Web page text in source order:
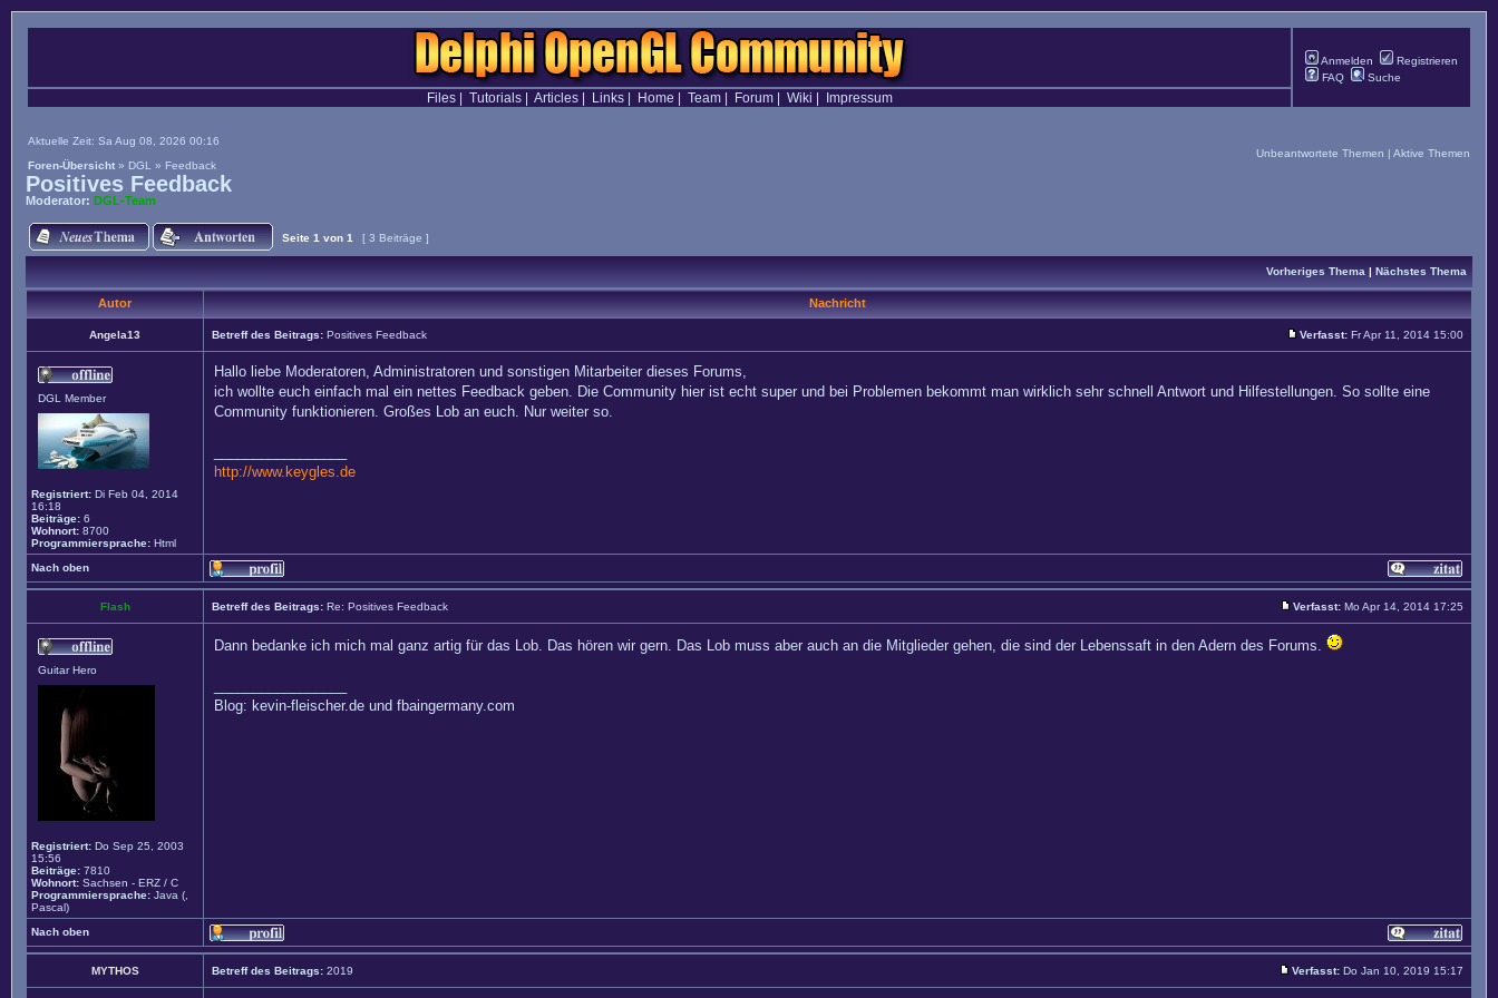
Anmelden
Registrieren
FAQ
Suche
Files| Tutorials| Articles| Links| Home Team| Forum| Wiki Impressum
Aktuelle Zeit: Sa Aug 08, 2026 00:16
Foren-Übersicht » DGL » Feedback
Unbeantwortete Themen | Aktive Themen
Positives Feedback
Moderator: DGL-Team
Seite 1 von 1 [ 3 Beiträge ]
Vorheriges Thema | Nächstes Thema
Autor Nachricht
Angela13 Betreff des Beitrags: Positives Feedback Verfasst: Fr Apr 11, 2014 15:00
DGL Member
Registriert: Di Feb 04, 2014
16:18
Beiträge: 6
Wohnort: 8700
Programmiersprache: Html
Hallo liebe Moderatoren, Administratoren und sonstigen Mitarbeiter dieses Forums,
ich wollte euch einfach mal ein nettes Feedback geben. Die Community hier ist echt super und bei Problemen bekommt man wirklich sehr schnell Antwort und Hilfestellungen. So sollte eine
Community funktionieren. Großes Lob an euch. Nur weiter so.
http://www.keygles.de
Nach oben
Flash Betreff des Beitrags: Re: Positives Feedback Verfasst: Mo Apr 14, 2014 17:25
Guitar Hero
Registriert: Do Sep 25, 2003
15:56
Beiträge: 7810
Wohnort: Sachsen - ERZ / C
Programmiersprache: Java (,
Pascal)
Dann bedanke ich mich mal ganz artig für das Lob. Das hören wir gern. Das Lob muss aber auch an die Mitglieder gehen, die sind der Lebenssaft in den Adern des Forums.
Blog: kevin-fleischer.de und fbaingermany.com
Nach oben
MYTHOS Betreff des Beitrags: 2019 Verfasst: Do Jan 10, 2019 15:17